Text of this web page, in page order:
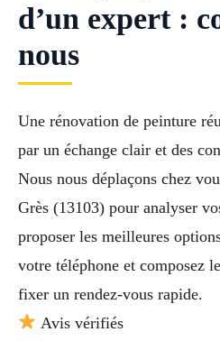
d’un expert :
nous
Une rénovation de peinture
par un échange clair et des
Nous nous déplaçons chez
Grès (13103) pour analyser
proposer les meilleures
votre téléphone et composez le
fixer un rendez-vous rapide.
Avis vérifiés